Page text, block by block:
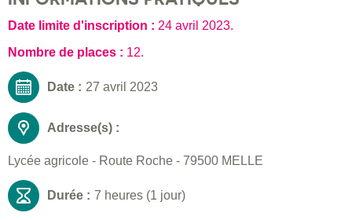
Date limite d'inscription : 24 avril 2023.
Nombre de places : 12.
Date : 27 avril 2023
Adresse(s) :
Lycée agricole - Route Roche - 79500 MELLE
Durée : 7 heures (1 jour)